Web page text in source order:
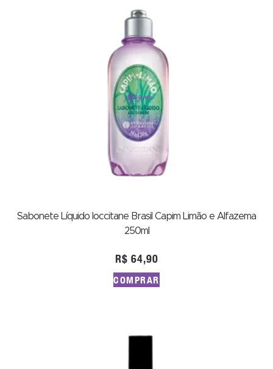
Sabonete Líquido loccitane Brasil Capim Limão e Alfazema
250ml
R$ 64,90
COMPRAR